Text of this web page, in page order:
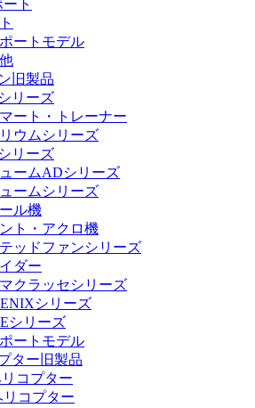
ト
ートモデル
旧製品
リーズ
ート・トレーナー
ウムシリーズ
リーズ
ームADシリーズ
ームシリーズ
ル機
ト・アクロ機
ッドファンシリーズ
ダー
クラッセシリーズ
シリーズ
シリーズ
ートモデル
ター旧製品
コプター
リコプター